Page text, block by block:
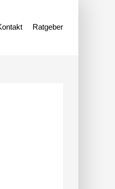
Ratgeber